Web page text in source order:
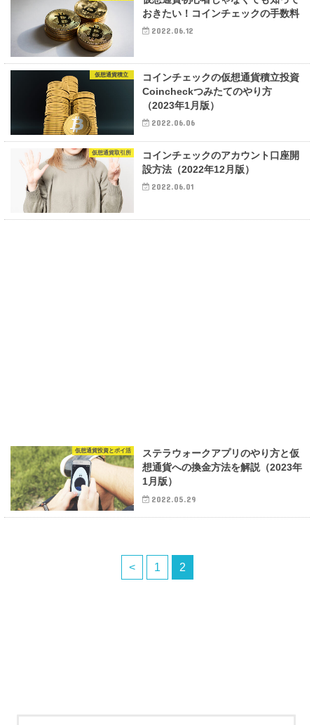
おきたい！コインチェックの手数料
2022.06.12
仮想通貨積立
コインチェックの仮想通貨積立投資
Coincheckつみたてのやり方
（2023年1月版）
2022.06.06
仮想通貨取引所
コインチェックのアカウント口座開
設方法（2022年12月版）
2022.06.01
仮想通貨投資とポイ活
ステラウォークアプリのやり方と仮
想通貨への換金方法を解説（2023年
1月版）
2022.05.29
< 1 2